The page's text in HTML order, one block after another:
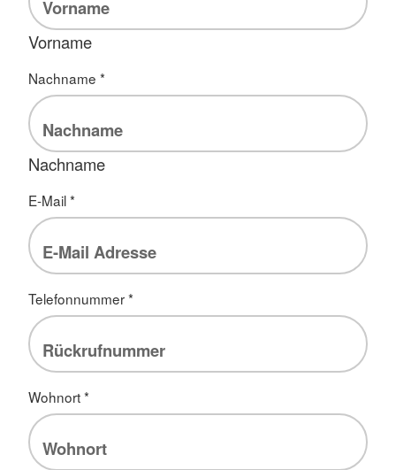
Vorname
Nachname *
Nachname
E-Mail*
Telefonnummer*
Wohnort*